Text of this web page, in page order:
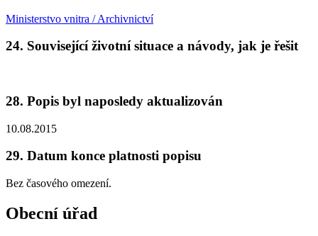
Ministerstvo vnitra / Archivnictví
24. Související životní situace a návody, jak je řešit
28. Popis byl naposledy aktualizován
10.08.2015
29. Datum konce platnosti popisu
Bez časového omezení.
Obecní úřad